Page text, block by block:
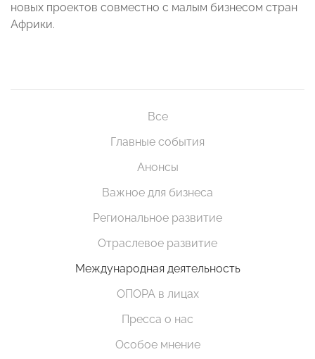
новых проектов совместно с малым бизнесом стран
Африки.
Все
Главные события
Анонсы
Важное для бизнеса
Региональное развитие
Отраслевое развитие
Международная деятельность
ОПОРА в лицах
Пресса о нас
Особое мнение